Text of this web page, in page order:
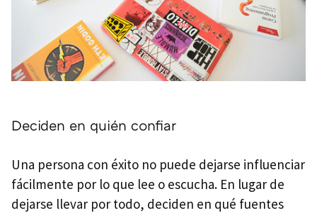
Deciden en quién confiar
Una persona con éxito no puede dejarse influenciar
fácilmente por lo que lee o escucha. En lugar de
dejarse llevar por todo, deciden en qué fuentes